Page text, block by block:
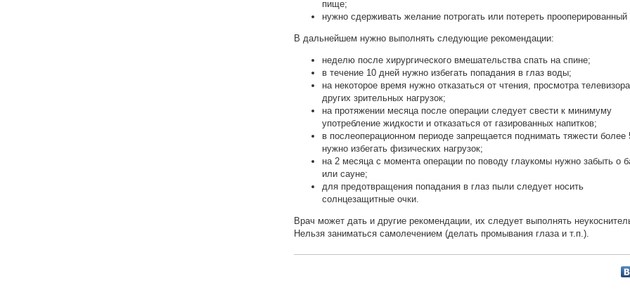
пище;
нужно сдерживать желание потрогать или потереть прооперированный
В дальнейшем нужно выполнять следующие рекомендации:
неделю после хирургического вмешательства спать на спине;
в течение 10 дней нужно избегать попадания в глаз воды;
на некоторое время нужно отказаться от чтения, просмотра
других зрительных нагрузок;
на протяжении месяца после операции следует свести к минимуму
употребление жидкости и отказаться от газированных напитков;
в послеоперационном периоде запрещается поднимать тяжести более
нужно избегать физических нагрузок;
на 2 месяца с момента операции по поводу глаукомы нужно забыть о
или сауне;
для предотвращения попадания в глаз пыли следует носить
солнцезащитные очки.
Врач может дать и другие рекомендации, их следует выполнять
Нельзя заниматься самолечением (делать промывания глаза и т.п.).